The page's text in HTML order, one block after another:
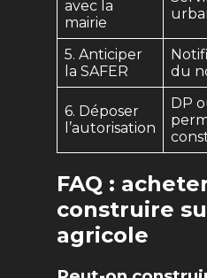
avec la
mairie
5. Anticiper
la SAFER
du
6. Déposer
l’autorisation
DP
FAQ :
construire
agricole